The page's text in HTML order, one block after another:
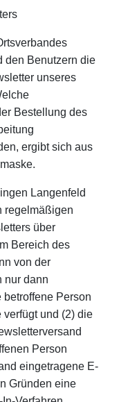
den Benutzern die
unseres
Bestellung des
ergibt sich aus
Langenfeld
regelmäßigen
über
Bereich des
von der
nur dann
Person
und (2) die
Person
eingetragene E-
Gründen eine